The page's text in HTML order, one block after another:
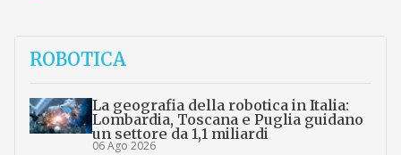
ROBOTICA
La geografia della robotica in Italia:
Lombardia, Toscana e Puglia guidano
un settore da 1,1 miliardi
06 Ago 2026